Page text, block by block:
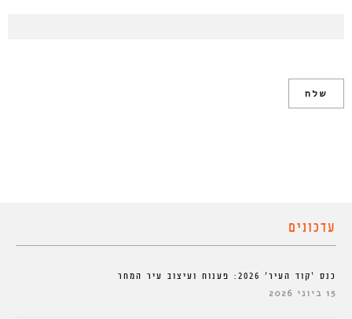
עדכונים
כנס ‘קוד העיר’ 2026: פענוח ועיצוב עיר המחר
15 ביוני 2026